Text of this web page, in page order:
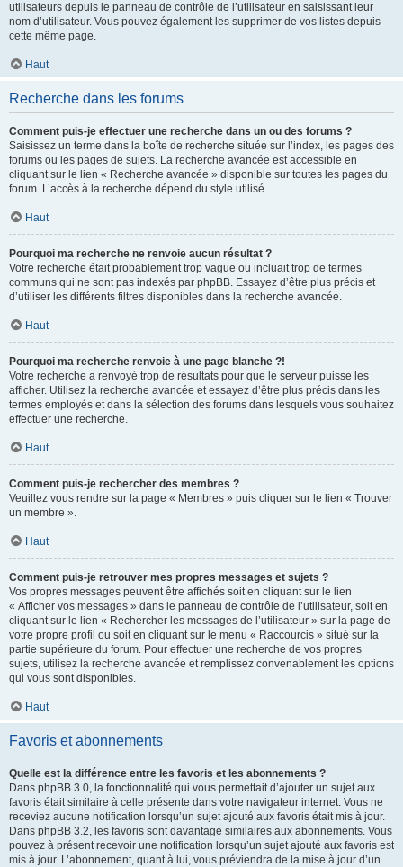
utilisateurs depuis le panneau de contrôle de l’utilisateur en saisissant leur
nom d’utilisateur. Vous pouvez également les supprimer de vos listes depuis
cette même page.
Haut
Recherche dans les forums
Comment puis-je effectuer une recherche dans un ou des forums ?
Saisissez un terme dans la boîte de recherche située sur l’index, les pages des
forums ou les pages de sujets. La recherche avancée est accessible en
cliquant sur le lien « Recherche avancée » disponible sur toutes les pages du
forum. L’accès à la recherche dépend du style utilisé.
Haut
Pourquoi ma recherche ne renvoie aucun résultat ?
Votre recherche était probablement trop vague ou incluait trop de termes
communs qui ne sont pas indexés par phpBB. Essayez d’être plus précis et
d’utiliser les différents filtres disponibles dans la recherche avancée.
Haut
Pourquoi ma recherche renvoie à une page blanche ?!
Votre recherche a renvoyé trop de résultats pour que le serveur puisse les
afficher. Utilisez la recherche avancée et essayez d’être plus précis dans les
termes employés et dans la sélection des forums dans lesquels vous souhaitez
effectuer une recherche.
Haut
Comment puis-je rechercher des membres ?
Veuillez vous rendre sur la page « Membres » puis cliquer sur le lien « Trouver
un membre ».
Haut
Comment puis-je retrouver mes propres messages et sujets ?
Vos propres messages peuvent être affichés soit en cliquant sur le lien
« Afficher vos messages » dans le panneau de contrôle de l’utilisateur, soit en
cliquant sur le lien « Rechercher les messages de l’utilisateur » sur la page de
votre propre profil ou soit en cliquant sur le menu « Raccourcis » situé sur la
partie supérieure du forum. Pour effectuer une recherche de vos propres
sujets, utilisez la recherche avancée et remplissez convenablement les options
qui vous sont disponibles.
Haut
Favoris et abonnements
Quelle est la différence entre les favoris et les abonnements ?
Dans phpBB 3.0, la fonctionnalité qui vous permettait d’ajouter un sujet aux
favoris était similaire à celle présente dans votre navigateur internet. Vous ne
receviez aucune notification lorsqu’un sujet ajouté aux favoris était mis à jour.
Dans phpBB 3.2, les favoris sont davantage similaires aux abonnements. Vous
pouvez à présent recevoir une notification lorsqu’un sujet ajouté aux favoris est
mis à jour. L’abonnement, quant à lui, vous préviendra de la mise à jour d’un